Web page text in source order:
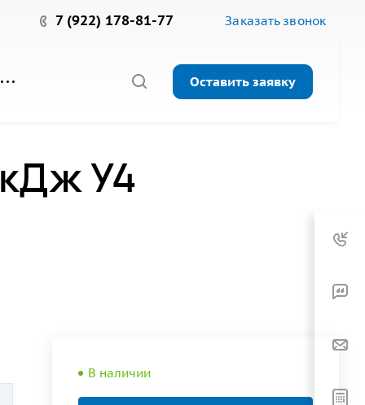
7 (922) 178-81-77 Заказать звонок
Оставить заявку
У4
В наличии